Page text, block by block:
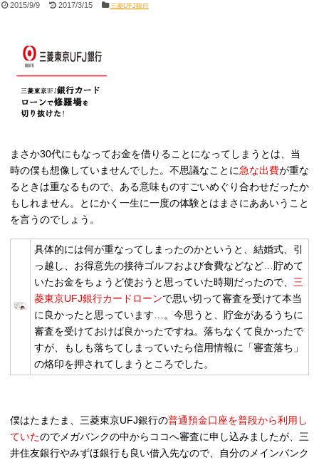
2015/9/9 2017/3/15 三菱UFJ銀行
まさか30代にもなってお金を借りることになってしまうとは、当
時の僕も想像していませんでした。不思議なことに急な出費が重な
るときは重なるもので、ある意味ものすごいめぐり合わせだったか
もしれません。とにかく 一生に一度の体験とはまさにああいうこと
を言うのでしょう。
具体的には何が重なってしまったのかというと、結婚式、引
っ越し、お得意先の接待ゴルフおよび食費などなど…貯めて
いたお金をちょうど使おうと思っていた時期だったので、 三
菱東京UFJ銀行カードローンで思い切って審査を受けて本当
に良かったと思っています…。今思うと、貯金があるうちに
審査を受けておけば良かったですね。落ちなくて良かったで
すが、もしも落ちてしまっていたら信用情報に「審査落ち」
の烙印を押されてしまうところでした。
僕はたまたま、三菱東京UFJ銀行の普通預金口座を普段から利用し
ていたのでメガバンクの中からココへ審査に申し込みましたが、三
井住友銀行やみずほ銀行も良い借入先なので、自分のメインバンク